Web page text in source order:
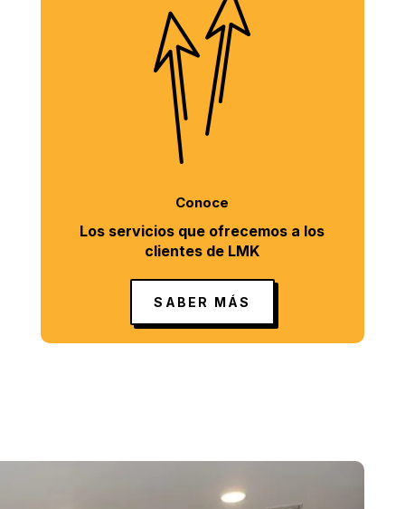
Conoce
Los servicios que ofrecemos a los
clientes de LMK
SABER MÁS